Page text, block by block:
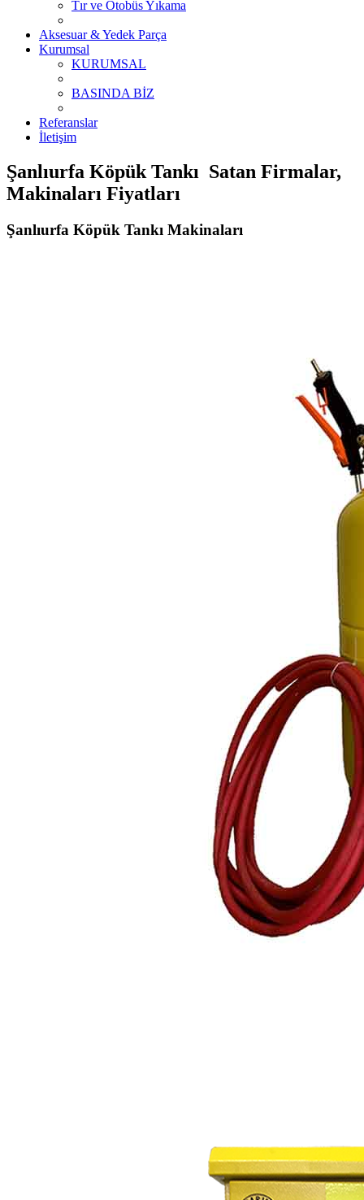
Tır ve Otobüs Yıkama
Aksesuar & Yedek Parça
Kurumsal
KURUMSAL
BASINDA BİZ
Referanslar
İletişim
Şanlıurfa Köpük Tankı Satan Firmalar,
Makinaları Fiyatları
Şanlıurfa Köpük Tankı Makinaları